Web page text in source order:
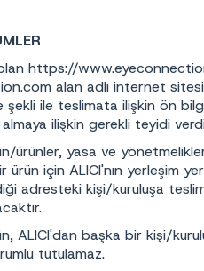
https://
alan adlı internet
şekli ile teslimata ilişkin ön
ilişkin gerekli teyidi
ürünler, yasa ve
ürün için ALICI'nın yerleşim
adresteki kişi/kuruluşa
ALICI'dan başka bir kişi/
tutulamaz.